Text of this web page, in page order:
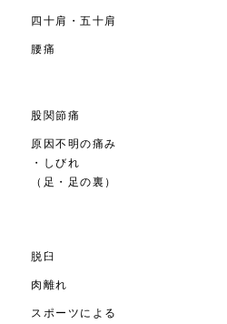
四十肩・五十肩
腰痛
股関節痛
原因不明の痛み
・しびれ
（足・足の裏）
脱臼
肉離れ
スポーツによる